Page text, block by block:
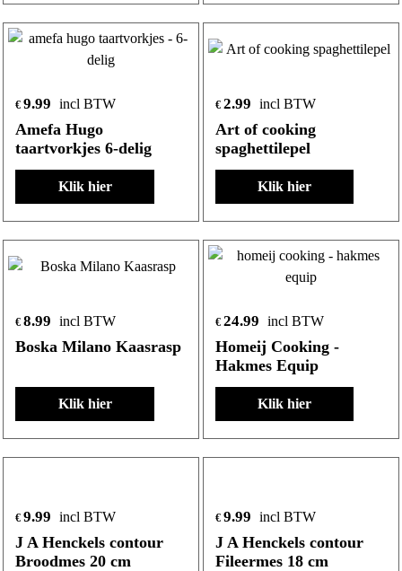
€ 9.99 incl BTW
Amefa Hugo
taartvorkjes 6-delig
Klik hier
€ 2.99 incl BTW
Art of cooking
spaghettilepel
Klik hier
€ 8.99 incl BTW
Boska Milano Kaasrasp
Klik hier
€ 24.99 incl BTW
Homeij Cooking -
Hakmes Equip
Klik hier
€ 9.99 incl BTW
J A Henckels contour
Broodmes 20 cm
€ 9.99 incl BTW
J A Henckels contour
Fileermes 18 cm